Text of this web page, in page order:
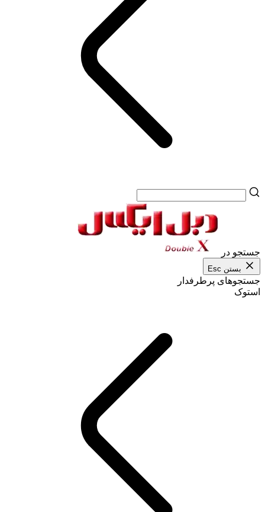
جستجو در
بستن Esc
جستجوهای پرطرفدار
استوک